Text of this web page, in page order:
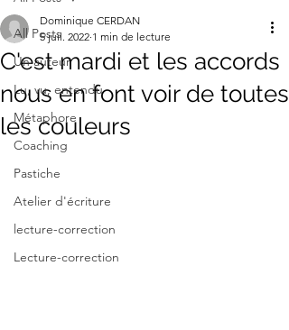
All Posts
Un auteur
Lu, vu, entendu
Métaphore
Coaching
Pastiche
Atelier d'écriture
lecture-correction
Lecture-correction
C'est mardi et les accords
nous en font voir de toutes
les couleurs
Dominique CERDAN
5 juil. 2022 1 min de lecture